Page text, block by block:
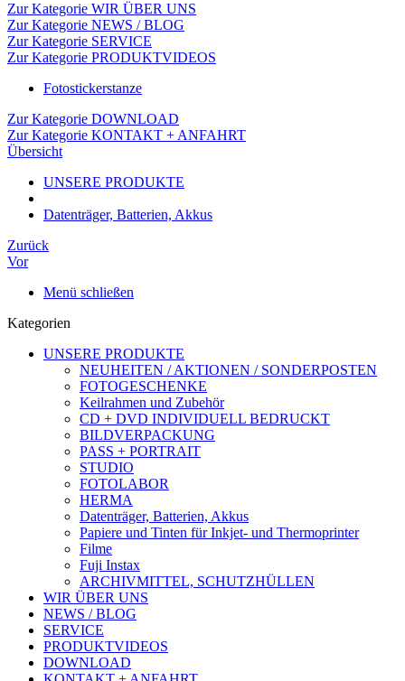
Zur Kategorie WIR ÜBER UNS
Zur Kategorie NEWS / BLOG
Zur Kategorie SERVICE
Zur Kategorie PRODUKTVIDEOS
Fotostickerstanze
Zur Kategorie DOWNLOAD
Zur Kategorie KONTAKT + ANFAHRT
Übersicht
UNSERE PRODUKTE
Datenträger, Batterien, Akkus
Zurück
Vor
Menü schließen
Kategorien
UNSERE PRODUKTE
NEUHEITEN / AKTIONEN / SONDERPOSTEN
FOTOGESCHENKE
Keilrahmen und Zubehör
CD + DVD INDIVIDUELL BEDRUCKT
BILDVERPACKUNG
PASS + PORTRAIT
STUDIO
FOTOLABOR
HERMA
Datenträger, Batterien, Akkus
Papiere und Tinten für Inkjet- und Thermoprinter
Filme
Fuji Instax
ARCHIVMITTEL, SCHUTZHÜLLEN
WIR ÜBER UNS
NEWS / BLOG
SERVICE
PRODUKTVIDEOS
DOWNLOAD